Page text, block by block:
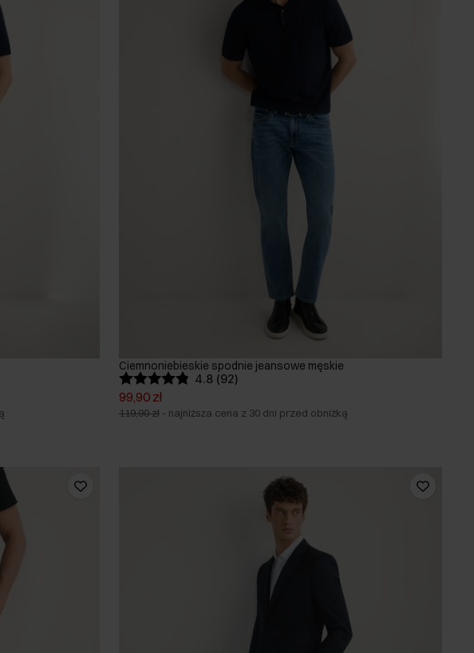
Ciemnoniebieskie spodnie jeansowe męskie
4.8 (92)
99,90 zł
119,90 zł - najniższa cena z 30 dni przed obniżką